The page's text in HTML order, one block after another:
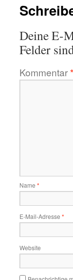
Deine E-
Felder
Kommentar*
Name *
E-Mail-Adresse *
Website